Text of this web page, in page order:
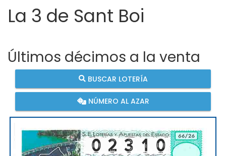
La 3 de Sant Boi
Últimos décimos a la venta
BUSCAR LOTERÍA
NÚMERO AL AZAR